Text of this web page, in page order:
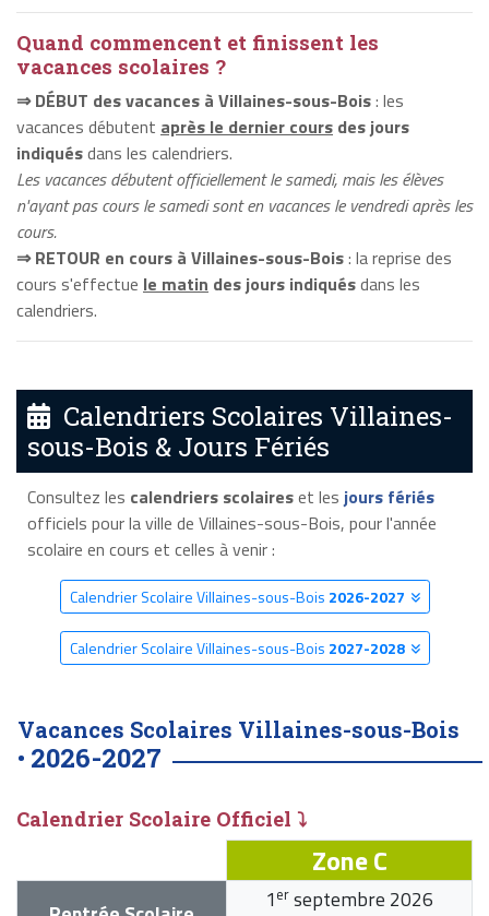
Quand commencent et finissent les
vacances scolaires ?
⇒ DÉBUT des vacances à Villaines-sous-Bois: les
vacances débutent après le dernier cours des jours
indiquésdans les calendriers.
Les vacances débutent officiellement le samedi, mais les élèves
n'ayant pas cours le samedi sont en vacances le vendredi après les
cours.
⇒ RETOUR en cours à Villaines-sous-Bois: la reprise des
cours s'effectue le matin des jours indiquésdans les
calendriers.
Calendriers Scolaires Villaines-
sous-Bois & Jours Fériés
Consultez les calendriers scolaireset les jours fériés
officiels pour la ville de Villaines-sous-Bois, pour l'année
scolaire en cours et celles à venir :
Calendrier Scolaire Villaines-sous-Bois 2026-2027
Calendrier Scolaire Villaines-sous-Bois 2027-2028
Vacances Scolaires Villaines-sous-Bois
• 2026-2027
Calendrier Scolaire Officiel ⤵
Zone C
1 er septembre 2026